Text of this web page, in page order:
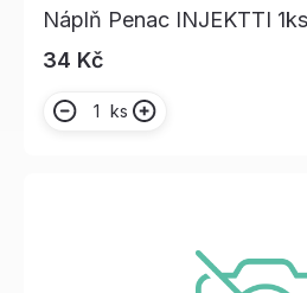
Náplň Penac INJEKTTI
34 Kč
ks